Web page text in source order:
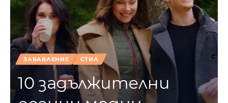
ЗАБАВЛЕНИЕ СТИЛ
10 задължителни